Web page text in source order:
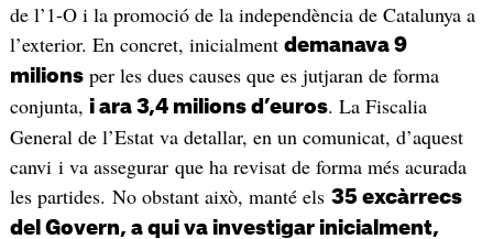
de l’1-O i la promoció de la independència de Catalunya a
l’exterior. En concret, inicialment demanava 9
milionsper les dues causes que es jutjaran de forma
conjunta, i ara 3,4 milions d’euros. La Fiscalia
General de l’Estat va detallar, en un comunicat, d’aquest
canvi i va assegurar que ha revisat de forma més acurada
les partides. No obstant això, manté els 35 excàrrecs
del Govern, a qui va investigar inicialment,